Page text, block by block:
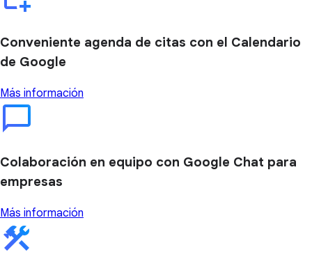
Conveniente agenda de citas con el Calendario
de Google
Más información
Colaboración en equipo con Google Chat para
empresas
Más información